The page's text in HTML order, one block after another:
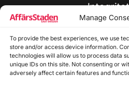
Manage
To provide the best experiences, we use
store and/or access device information.
technologies will allow us to process data
unique IDs on this site. Not consenting or
adversely affect certain features and
Integritet
Disclaimer
Redaktionell